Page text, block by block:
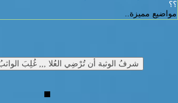
؟؟
مواضيع مميزة..